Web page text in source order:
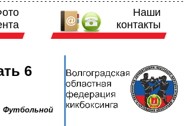
Наши
контакты
6